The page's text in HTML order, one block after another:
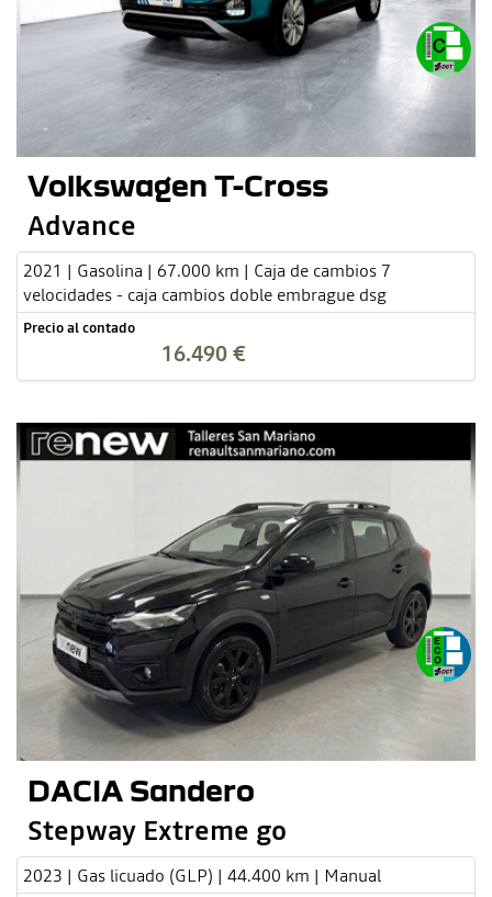
Volkswagen T-Cross
Advance
2021 | Gasolina | 67.000 km | Caja de cambios 7
velocidades - caja cambios doble embrague dsg
Precio al contado
16.490 €
DACIA Sandero
Stepway Extreme go
2023 | Gas licuado (GLP) | 44.400 km | Manual